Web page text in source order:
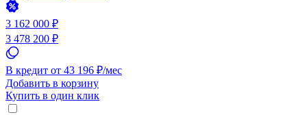
3 162 000 ₽
3 478 200 ₽
В кредит от 43 196 ₽/мес
Добавить в корзину
Купить в один клик